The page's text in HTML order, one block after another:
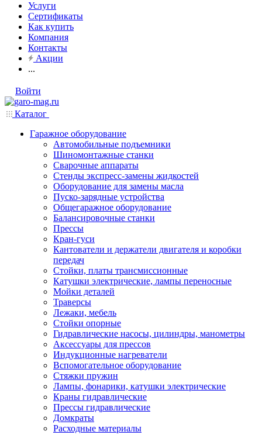
Услуги
Сертификаты
Как купить
Компания
Контакты
Акции
...
Войти
Каталог
Гаражное оборудование
Автомобильные подъемники
Шиномонтажные станки
Сварочные аппараты
Стенды экспресс-замены жидкостей
Оборудование для замены масла
Пуско-зарядные устройства
Общегаражное оборудование
Балансировочные станки
Прессы
Кран-гуси
Кантователи и держатели двигателя и коробки
передач
Стойки, платы трансмиссионные
Катушки электрические, лампы переносные
Мойки деталей
Траверсы
Лежаки, мебель
Стойки опорные
Гидравлические насосы, цилиндры, манометры
Аксессуары для прессов
Индукционные нагреватели
Вспомогательное оборудование
Стяжки пружин
Лампы, фонарики, катушки электрические
Краны гидравлические
Прессы гидравлические
Домкраты
Расходные материалы